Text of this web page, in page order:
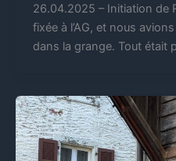
26.04.2025 – Initiation de
fixée à l’AG, et nous
dans la grange. Tout était